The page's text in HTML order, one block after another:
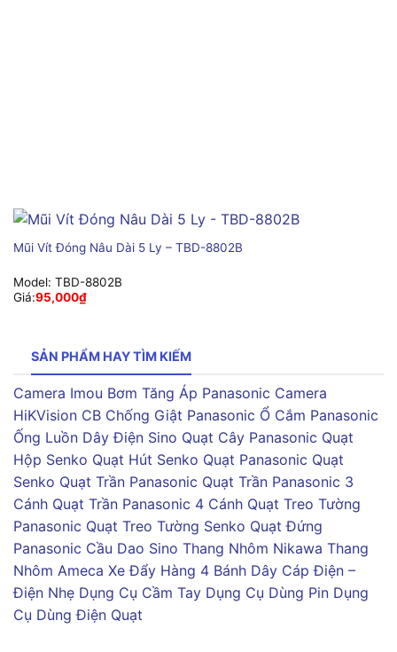
Mũi Vít Đóng Nâu Dài 5 Ly – TBD-8802B
Model: TBD-8802B
Giá:95,000₫
SẢN PHẨM HAY TÌM KIẾM
Camera Imou Bơm Tăng Áp Panasonic Camera
HiKVision CB Chống Giật Panasonic Ổ Cắm Panasonic
Ống Luồn Dây Điện Sino Quạt Cây Panasonic Quạt
Hộp Senko Quạt Hút Senko Quạt Panasonic Quạt
Senko Quạt Trần Panasonic Quạt Trần Panasonic 3
Cánh Quạt Trần Panasonic 4 Cánh Quạt Treo Tường
Panasonic Quạt Treo Tường Senko Quạt Đứng
Panasonic Cầu Dao Sino Thang Nhôm Nikawa Thang
Nhôm Ameca Xe Đẩy Hàng 4 Bánh Dây Cáp Điện –
Điện Nhẹ Dụng Cụ Cầm Tay Dụng Cụ Dùng Pin Dụng
Cụ Dùng Điện Quạt